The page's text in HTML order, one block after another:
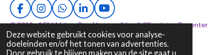
Deze website gebruikt cookies voor analyse-
doeleinden en/of het tonen van advertenties.
Door gebruik te blijven maken van de site gaat u
F
a
e
b
I
n
t
a
W
h
a
t
s
L
i
n
k
e
Y
o
u
T
u
© 2019 - 2026 MakersDen | Lasersnijden & 3D-printen Deventer
Powered byJouwWeb